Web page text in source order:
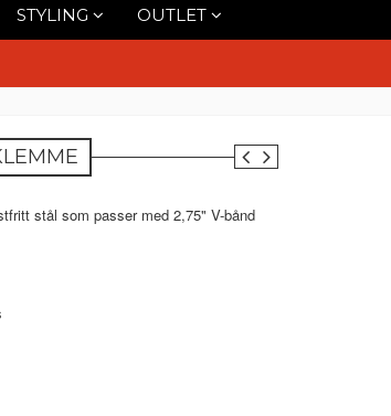
STYLING OUTLET
stål som passer med 2,75" V-bånd